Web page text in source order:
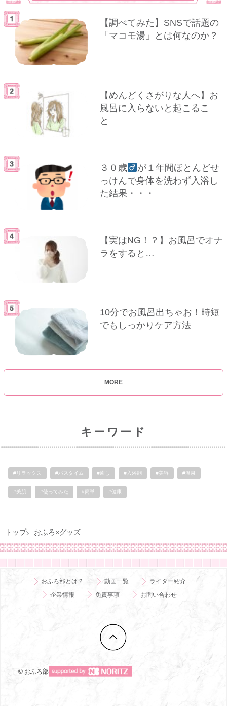
【調べてみた】SNSで話題の
「マコモ湯」とは何なのか？
【めんどくさがりな人へ】お
風呂に入らないと起こるこ
と
３０歳
が１年間ほとんどせ
っけんで身体を洗わず入浴し
た結果・・・
【実はNG！？】お風呂でオナ
ラをすると…
10分でお風呂出ちゃお！時短
でもしっかりケア方法
MORE
キーワード
#リラックス #バスタイム #癒し #入浴剤 #美容 #温泉
#美肌 #使ってみた #簡単 #健康
トップ おふろ×グッズ
© おふろ部
おふろ部とは？ 動画一覧
ライター紹介
企業情報
免責事項 お問い合わせ